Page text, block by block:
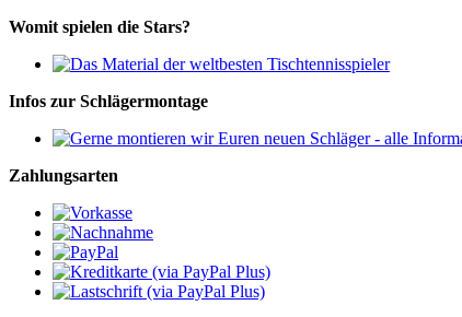
Womit spielen die Stars?
Infos zur Schlägermontage
Zahlungsarten